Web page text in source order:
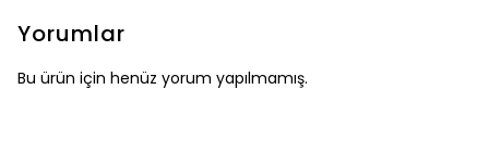
Yorumlar
Bu ürün için henüz yorum yapılmamış.